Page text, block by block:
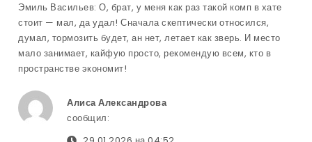
Эмиль Васильев: О, брат, у меня как раз такой комп в хате
стоит — мал, да удал! Сначала скептически относился,
думал, тормозить будет, ан нет, летает как зверь. И место
мало занимает, кайфую просто, рекомендую всем, кто в
пространстве экономит!
Алиса Александрова
сообщил: